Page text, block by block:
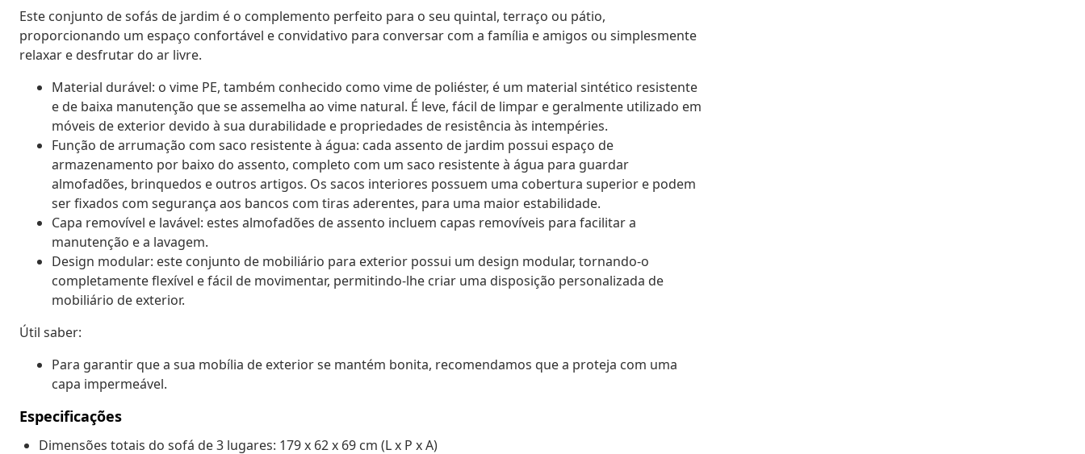
Este conjunto de sofás de jardim é o complemento perfeito para o seu quintal, terraço ou pátio,
proporcionando um espaço confortável e convidativo para conversar com a família e amigos ou simplesmente
relaxar e desfrutar do ar livre.
Material durável: o vime PE, também conhecido como vime de poliéster, é um material sintético resistente
e de baixa manutenção que se assemelha ao vime natural. É leve, fácil de limpar e geralmente utilizado em
móveis de exterior devido à sua durabilidade e propriedades de resistência às intempéries.
Função de arrumação com saco resistente à água: cada assento de jardim possui espaço de
armazenamento por baixo do assento, completo com um saco resistente à água para guardar
almofadões, brinquedos e outros artigos. Os sacos interiores possuem uma cobertura superior e podem
ser fixados com segurança aos bancos com tiras aderentes, para uma maior estabilidade.
Capa removível e lavável: estes almofadões de assento incluem capas removíveis para facilitar a
manutenção e a lavagem.
Design modular: este conjunto de mobiliário para exterior possui um design modular, tornando-o
completamente flexível e fácil de movimentar, permitindo-lhe criar uma disposição personalizada de
mobiliário de exterior.
Útil saber:
Para garantir que a sua mobília de exterior se mantém bonita, recomendamos que a proteja com uma
capa impermeável.
Especificações
Dimensões totais do sofá de 3 lugares: 179 x 62 x 69 cm (L x P x A)